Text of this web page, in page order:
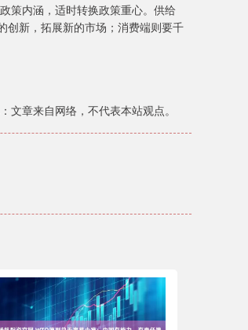
策内涵，适时转换政策重心。供给
创新，拓展新的市场；消费端则要千
文章来自网络，不代表本站观点。